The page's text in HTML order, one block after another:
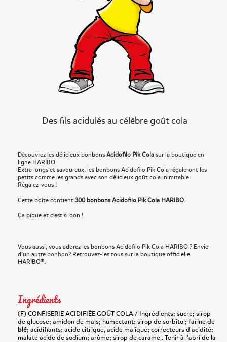
Des fils acidulés au célèbre goût cola
Découvrez les délicieux bonbons Acidofilo Pik Cola sur la boutique en
ligne HARIBO.
Extra longs et savoureux, les bonbons Acidofilo Pik Cola régaleront les
petits comme les grands avec son délicieux goût cola inimitable.
Régalez-vous !
Cette boîte contient 300 bonbons Acidofilo Pik Cola HARIBO.
Ça pique et c'est si bon !
Vous aussi, vous adorez les bonbons Acidofilo Pik Cola HARIBO ? Envie
d’un autre bonbon? Retrouvez-les tous sur la boutique officielle
HARIBO®.
Ingrédients
(F) CONFISERIE ACIDIFIÉE GOÛT COLA / Ingrédients: sucre; sirop
de glucose; amidon de maïs; humectant: sirop de sorbitol; farine de
blé; acidifiants: acide citrique, acide malique; correcteurs d'acidité:
malate acide de sodium; arôme; sirop de caramel. Tenir à l'abri de la